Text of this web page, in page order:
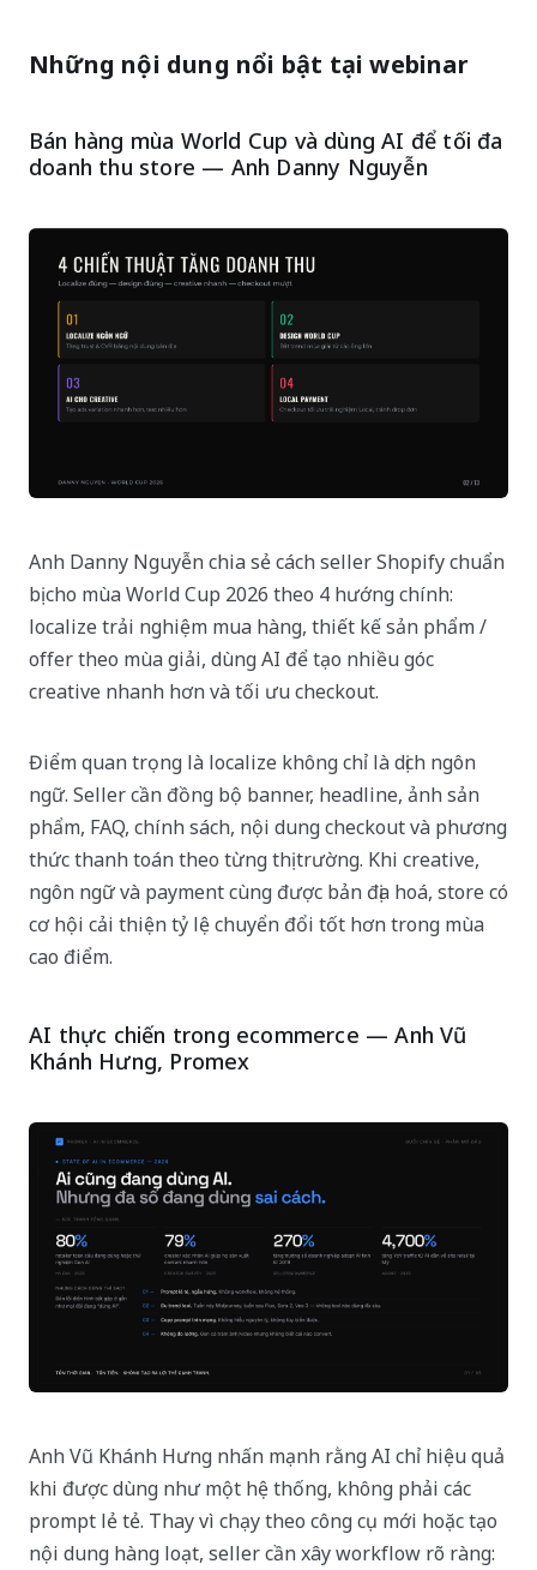
Những nội dung nổi bật tại webinar
Bán hàng mùa World Cup và dùng AI để tối đa
doanh thu store — Anh Danny Nguyễn
Anh Danny Nguyễn chia sẻ cách seller Shopify chuẩn
bị cho mùa World Cup 2026 theo 4 hướng chính:
localize trải nghiệm mua hàng, thiết kế sản phẩm /
offer theo mùa giải, dùng AI để tạo nhiều góc
creative nhanh hơn và tối ưu checkout.
Điểm quan trọng là localize không chỉ là dịch ngôn
ngữ. Seller cần đồng bộ banner, headline, ảnh sản
phẩm, FAQ, chính sách, nội dung checkout và phương
thức thanh toán theo từng thị trường. Khi creative,
ngôn ngữ và payment cùng được bản địa hoá, store có
cơ hội cải thiện tỷ lệ chuyển đổi tốt hơn trong mùa
cao điểm.
AI thực chiến trong ecommerce — Anh Vũ
Khánh Hưng, Promex
Anh Vũ Khánh Hưng nhấn mạnh rằng AI chỉ hiệu quả
khi được dùng như một hệ thống, không phải các
prompt lẻ tẻ. Thay vì chạy theo công cụ mới hoặc tạo
nội dung hàng loạt, seller cần xây workflow rõ ràng: